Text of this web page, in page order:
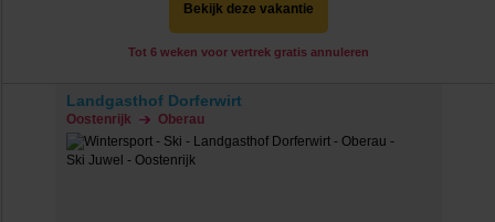
Bekijk deze vakantie
Tot 6 weken voor vertrek gratis annuleren
Landgasthof Dorferwirt
Oostenrijk Oberau